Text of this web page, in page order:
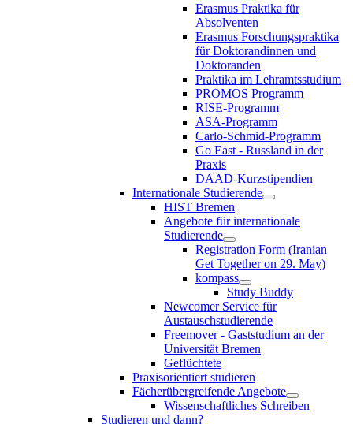
Erasmus Praktika für
Absolventen
Erasmus Forschungspraktika
für Doktorandinnen und
Doktoranden
Praktika im Lehramtsstudium
PROMOS Programm
RISE-Programm
ASA-Programm
Carlo-Schmid-Programm
Go East - Russland in der
Praxis
DAAD-Kurzstipendien
Internationale Studierende
HIST Bremen
Angebote für internationale
Studierende
Registration Form (Iranian
Get Together on 29. May)
kompass
Study Buddy
Newcomer Service für
Austauschstudierende
Freemover - Gaststudium an der
Universität Bremen
Geflüchtete
Praxisorientiert studieren
Fächerübergreifende Angebote
Wissenschaftliches Schreiben
Studieren und dann?